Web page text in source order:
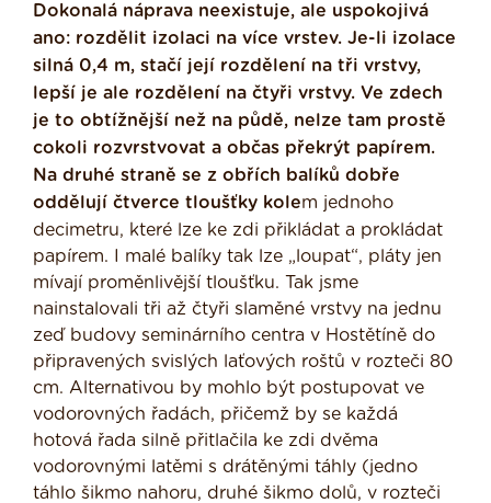
Dokonalá náprava neexistuje, ale uspokojivá
ano: rozdělit izolaci na více vrstev. Je-li izolace
silná 0,4 m, stačí její rozdělení na tři vrstvy,
lepší je ale rozdělení na čtyři vrstvy. Ve zdech
je to obtížnější než na půdě, nelze tam prostě
cokoli rozvrstvovat a občas překrýt papírem.
Na druhé straně se z obřích balíků dobře
oddělují čtverce tloušťky kolem jednoho
decimetru, které lze ke zdi přikládat a prokládat
papírem. I malé balíky tak lze „loupat“, pláty jen
mívají proměnlivější tloušťku. Tak jsme
nainstalovali tři až čtyři slaměné vrstvy na jednu
zeď budovy seminárního centra v Hostětíně do
připravených svislých laťových roštů v rozteči 80
cm. Alternativou by mohlo být postupovat ve
vodorovných řadách, přičemž by se každá
hotová řada silně přitlačila ke zdi dvěma
vodorovnými latěmi s drátěnými táhly (jedno
táhlo šikmo nahoru, druhé šikmo dolů, v rozteči